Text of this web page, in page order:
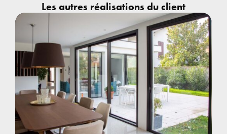
Les autres réalisations du client